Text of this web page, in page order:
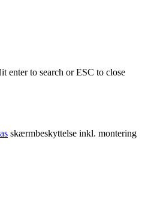
enter to search or ESC to close
skærmbeskyttelse inkl. montering